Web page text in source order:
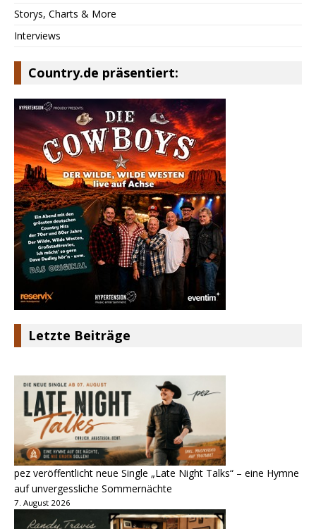
Storys, Charts & More
Interviews
Country.de präsentiert:
Letzte Beiträge
pez veröffentlicht neue Single „Late Night Talks“ – eine Hymne
auf unvergessliche Sommernächte
7. August 2026